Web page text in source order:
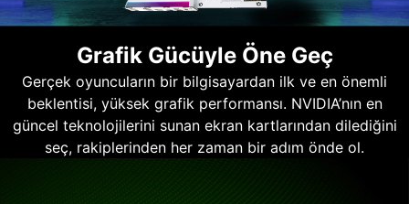
Grafik Gücüyle Öne Geç
Gerçek oyuncuların bir bilgisayardan ilk ve en önemli
beklentisi, yüksek grafik performansı. NVIDIA’nın en
güncel teknolojilerini sunan ekran kartlarından dilediğini
seç, rakiplerinden her zaman bir adım önde ol.